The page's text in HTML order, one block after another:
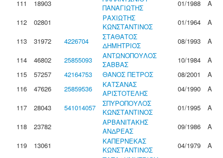
111
18903
ΠΑΝΑΓΙΩΤΗΣ
01/1988
Α
112
02801
ΡΑΧΙΩΤΗΣ
ΚΩΝΣΤΑΝΤΙΝΟΣ
01/1964
Α
113
31972 4226704
ΣΤΑΘΑΤΟΣ
ΔΗΜΗΤΡΙΟΣ
08/1993
Α
114
46802 25855093
ΑΝΤΩΝΟΠΟΥΛΟΣ
ΣΑΒΒΑΣ
10/1984
Α
115
57257 42164753 ΘΑΝΟΣ ΠΕΤΡΟΣ 08/2001
Α
116
47626 25859536
ΚΑΤΣΑΝΑΣ
ΑΡΙΣΤΟΤΕΛΗΣ
04/1990
Α
117
28043 541014057
ΣΠΥΡΟΠΟΥΛΟΣ
ΚΩΝΣΤΑΝΤΙΝΟΣ
01/1995
Α
118
23782
ΑΡΒΑΝΙΤΑΚΗΣ
ΑΝΔΡΕΑΣ
09/1986
Α
119
13061
ΚΑΠΕΡΝΕΚΑΣ
ΚΩΝΣΤΑΝΤΙΝΟΣ
04/1979
Α